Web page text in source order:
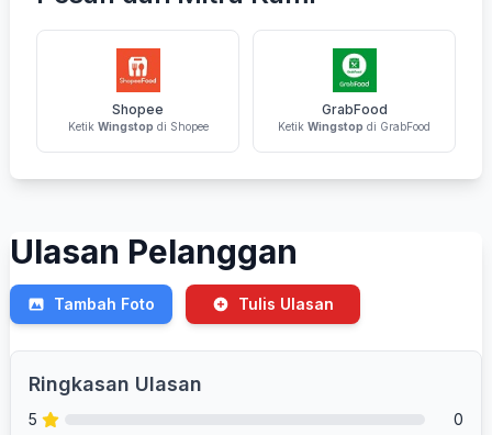
Shopee
Ketik Wingstop di Shopee
GrabFood
Ketik Wingstop di GrabFood
Ulasan Pelanggan
Tambah Foto Tulis Ulasan
Ringkasan Ulasan
5
0